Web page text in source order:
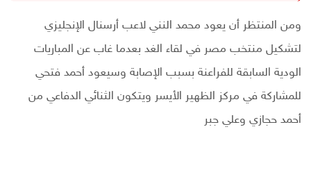
ومن المنتظر أن يعود محمد النني لاعب أرسنال الإنجليزي
لتشكيل منتخب مصر في لقاء الغد بعدما غاب عن المباريات
الودية السابقة للفراعنة بسبب الإصابة وسيعود أحمد فتحي
للمشاركة في مركز الظهير الأيسر ويتكون الثنائي الدفاعي من
أحمد حجازي وعلي جبر